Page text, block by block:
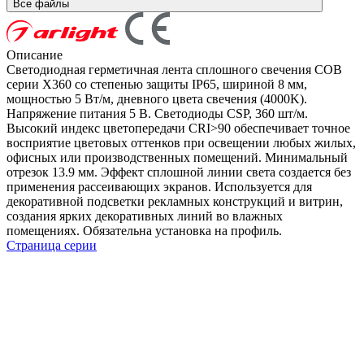
Все файлы
Описание
Светодиодная герметичная лента сплошного свечения COB
серии X360 со степенью защиты IP65, шириной 8 мм,
мощностью 5 Вт/м, дневного цвета свечения (4000K).
Напряжение питания 5 В. Светодиоды CSP, 360 шт/м.
Высокий индекс цветопередачи CRI>90 обеспечивает точное
восприятие цветовых оттенков при освещении любых жилых,
офисных или производственных помещений. Минимальный
отрезок 13.9 мм. Эффект сплошной линии света создается без
применения рассеивающих экранов. Используется для
декоративной подсветки рекламных конструкций и витрин,
создания ярких декоративных линий во влажных
помещениях. Обязательна установка на профиль.
Страница серии